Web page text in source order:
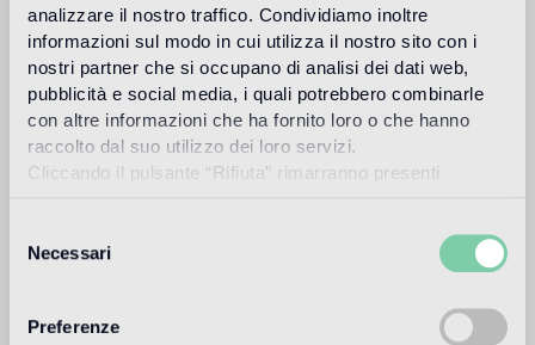
analizzare il nostro traffico. Condividiamo inoltre
informazioni sul modo in cui utilizza il nostro sito con i
nostri partner che si occupano di analisi dei dati web,
pubblicità e social media, i quali potrebbero combinarle
con altre informazioni che ha fornito loro o che hanno
raccolto dal suo utilizzo dei loro servizi.
Cliccando il pulsante “Rifiuta” rimarranno presenti
tecnici.
delNecessari
Preferenze
Revestimiento de exteriores
apto
Ducha
para la colocación en exteriores, piscinas y zonas húmedas (baño
para revestir piscinas termales en general, especialmente las de
aguas sulfurosas.